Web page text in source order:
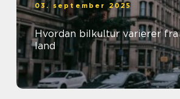
03. september 2025
Hvordan bilkultur varierer
land